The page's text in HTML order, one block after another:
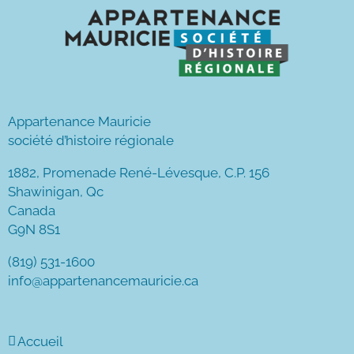
Appartenance Mauricie
société d’histoire régionale
1882, Promenade René-Lévesque, C.P. 156
Shawinigan, Qc
Canada
G9N 8S1
(819) 531-1600
info@appartenancemauricie.ca
Accueil